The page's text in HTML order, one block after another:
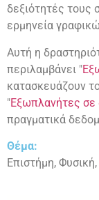
δεξιότητές τους
ερμηνεία
Αυτή η
περιλαμβάνει "
κατασκευάζουν
"Εξωπλανήτες σε
πραγματικά
Θέμα:
Επιστήμη,